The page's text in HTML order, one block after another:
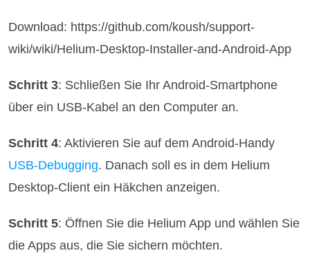
Download: https://github.com/koush/support-
wiki/wiki/Helium-Desktop-Installer-and-Android-App
Schritt 3: Schließen Sie Ihr Android-Smartphone
über ein USB-Kabel an den Computer an.
Schritt 4: Aktivieren Sie auf dem Android-Handy
USB-Debugging. Danach soll es in dem Helium
Desktop-Client ein Häkchen anzeigen.
Schritt 5: Öffnen Sie die Helium App und wählen Sie
die Apps aus, die Sie sichern möchten.